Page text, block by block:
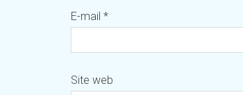
E-mail *
Site web